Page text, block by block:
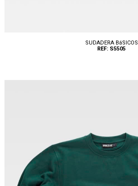
SUDADERA BáSICOS
REF: S5505